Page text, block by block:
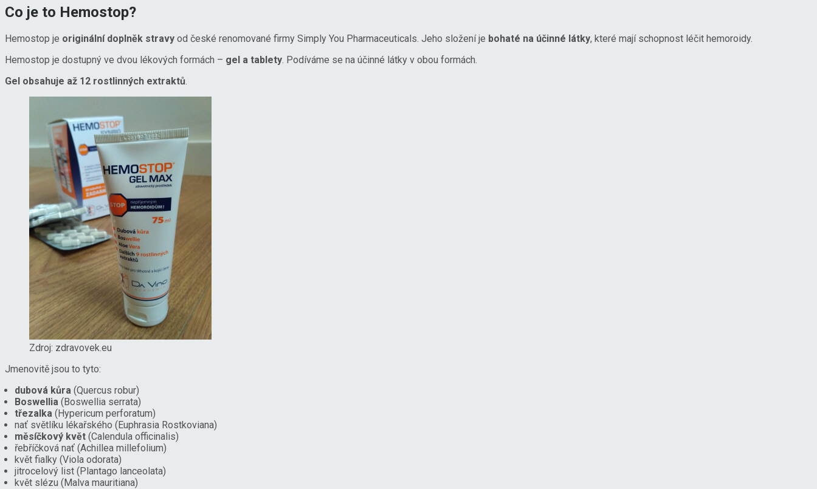
Co je to Hemostop?
Hemostop je originální doplněk stravy od české renomované firmy Simply You Pharmaceuticals. Jeho složení je bohaté na účinné látky, které mají schopnost léčit hemoroidy.
Hemostop je dostupný ve dvou lékových formách – gel a tablety. Podíváme se na účinné látky v obou formách.
Gel obsahuje až 12 rostlinných extraktů.
Zdroj: zdravovek.eu
Jmenovitě jsou to tyto:
dubová kůra (Quercus robur)
Boswellia (Boswellia serrata)
třezalka (Hypericum perforatum)
nať světlíku lékařského (Euphrasia Rostkoviana)
měsíčkový květ (Calendula officinalis)
řebříčková nať (Achillea millefolium)
květ fialky (Viola odorata)
jitrocelový list (Plantago lanceolata)
květ slézu (Malva mauritiana)